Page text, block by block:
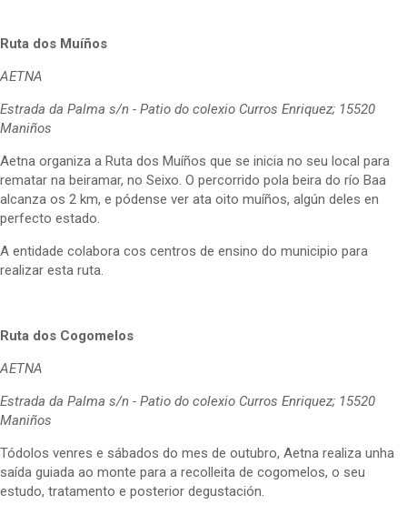
Ruta dos Muíños
AETNA
Estrada da Palma s/n - Patio do colexio Curros Enriquez; 15520
Maniños
Aetna organiza a Ruta dos Muíños que se inicia no seu local para
rematar na beiramar, no Seixo. O percorrido pola beira do río Baa
alcanza os 2 km, e pódense ver ata oito muíños, algún deles en
perfecto estado.
A entidade colabora cos centros de ensino do municipio para
realizar esta ruta.
Ruta dos Cogomelos
AETNA
Estrada da Palma s/n - Patio do colexio Curros Enriquez; 15520
Maniños
Tódolos venres e sábados do mes de outubro, Aetna realiza unha
saída guiada ao monte para a recolleita de cogomelos, o seu
estudo, tratamento e posterior degustación.